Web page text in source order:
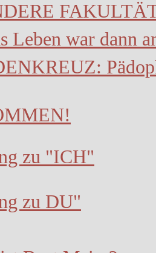
Leben war dann
zu "ICH"
zu DU"